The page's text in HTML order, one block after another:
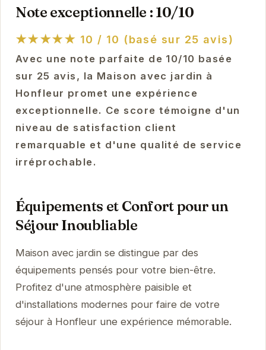
Note exceptionnelle : 10/10
★★★★★ 10 / 10 (basé sur 25 avis)
Avec une note parfaite de 10/10 basée
sur 25 avis, la Maison avec jardin à
Honfleur promet une expérience
exceptionnelle. Ce score témoigne d'un
niveau de satisfaction client
remarquable et d'une qualité de service
irréprochable.
Équipements et Confort pour un
Séjour Inoubliable
Maison avec jardin se distingue par des
équipements pensés pour votre bien-être.
Profitez d'une atmosphère paisible et
d'installations modernes pour faire de votre
séjour à Honfleur une expérience mémorable.